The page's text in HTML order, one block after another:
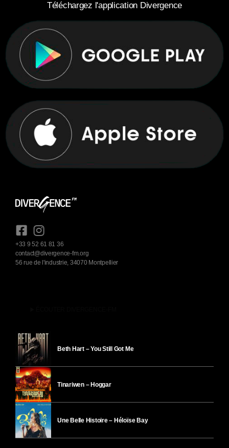
Téléchargez l'application Divergence
+33 9 52 61 81 36
contact@divergence-fm.org
56 rue de l'industrie, 34070 Montpellier
Beth Hart – You Still Got Me
Tinariwen – Hoggar
Une Belle Histoire – Héloïse Bay